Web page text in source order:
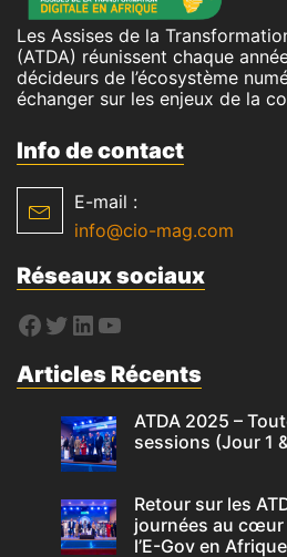
Les Assises de la
(ATDA) réunissent chaque
décideurs de l’écosystème
échanger sur les enjeux de la
Info de contact
E-mail :
info@cio-mag.com
Réseaux sociaux
Articles Récents
ATDA 2025 –
sessions (Jour 1
Retour sur les
journées au cœur
l’E-Gov en Afrique